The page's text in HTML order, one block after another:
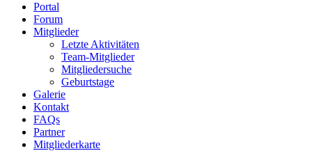
Portal
Forum
Mitglieder
Letzte Aktivitäten
Team-Mitglieder
Mitgliedersuche
Geburtstage
Galerie
Kontakt
FAQs
Partner
Mitgliederkarte